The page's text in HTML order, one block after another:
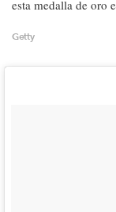
esta medalla de oro
Getty